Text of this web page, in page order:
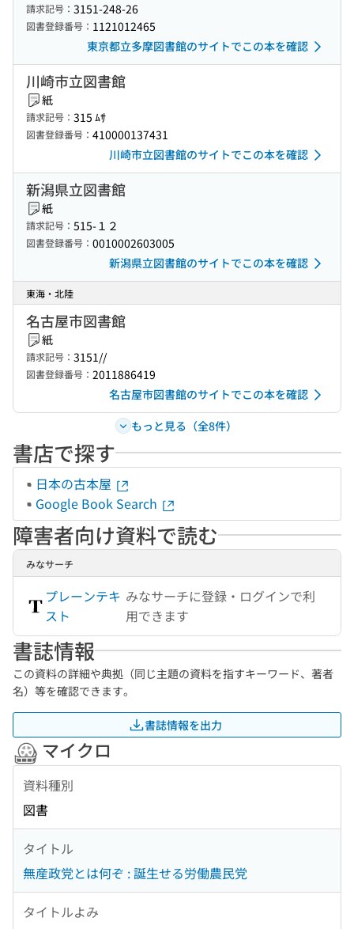
請求記号： 3151-248-26
図書登録番号： 1121012465
東京都立多摩図書館のサイトでこの本を確認
川崎市立図書館
紙
請求記号： 315 ﾑｻ
図書登録番号： 410000137431
川崎市立図書館のサイトでこの本を確認
新潟県立図書館
紙
請求記号： 515-１２
図書登録番号： 0010002603005
新潟県立図書館のサイトでこの本を確認
東海・北陸
名古屋市図書館
紙
請求記号： 3151//
図書登録番号： 2011886419
名古屋市図書館のサイトでこの本を確認
もっと見る（全8件）
書店で探す
日本の古本屋
Google Book Search
障害者向け資料で読む
みなサーチ
プレーンテキ
スト
みなサーチに登録・ログインで利
用できます
書誌情報
この資料の詳細や典拠（同じ主題の資料を指すキーワード、著者
名）等を確認できます。
書誌情報を出力
マイクロ
資料種別
図書
タイトル
無産政党とは何ぞ : 誕生せる労働農民党
タイトルよみ